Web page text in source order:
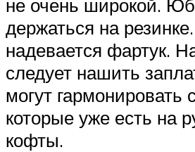
не очень широкой.
держаться на
надевается фартук.
следует нашить
могут гармонировать
которые уже есть на
кофты.